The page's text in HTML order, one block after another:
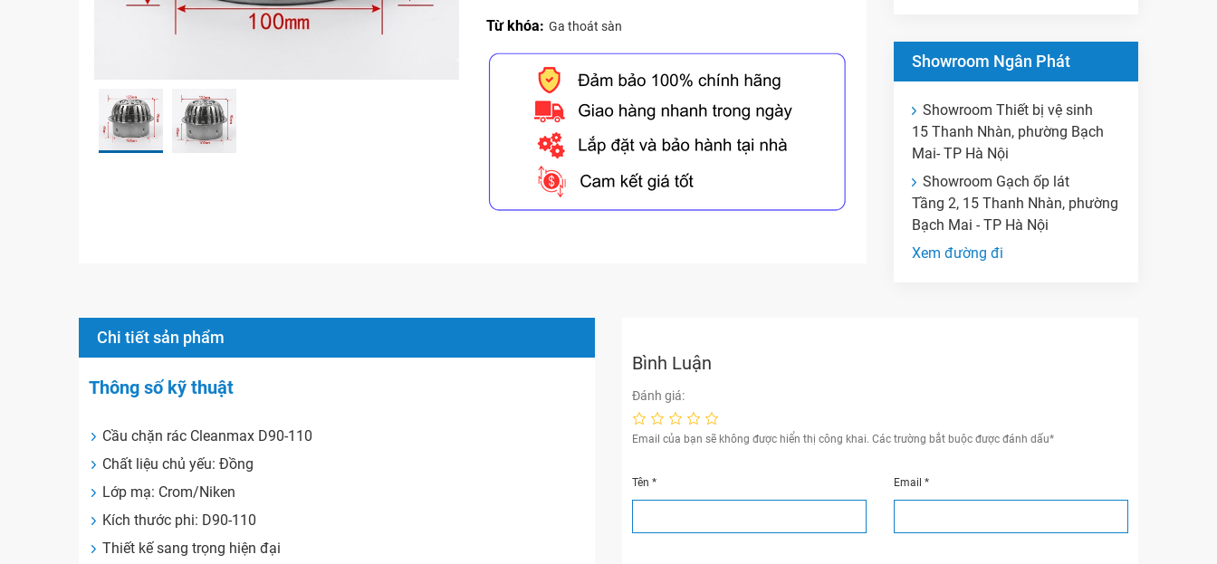
Từ khóa: Ga thoát sàn
Showroom Ngân Phát
Showroom Thiết bị vệ sinh
15 Thanh Nhàn, phường Bạch
Mai- TP Hà Nội
Showroom Gạch ốp lát
Tầng 2, 15 Thanh Nhàn, phường
Bạch Mai - TP Hà Nội
Xem đường đi
Chi tiết sản phẩm
Thông số kỹ thuật
Cầu chặn rác Cleanmax D90-110
Chất liệu chủ yếu: Đồng
Lớp mạ: Crom/Niken
Kích thước phi: D90-110
Thiết kế sang trọng hiện đại
Bình Luận
Đánh giá:
Email của bạn sẽ không được hiển thị công khai. Các trường bắt buộc được đánh dấu*
Tên* Email *